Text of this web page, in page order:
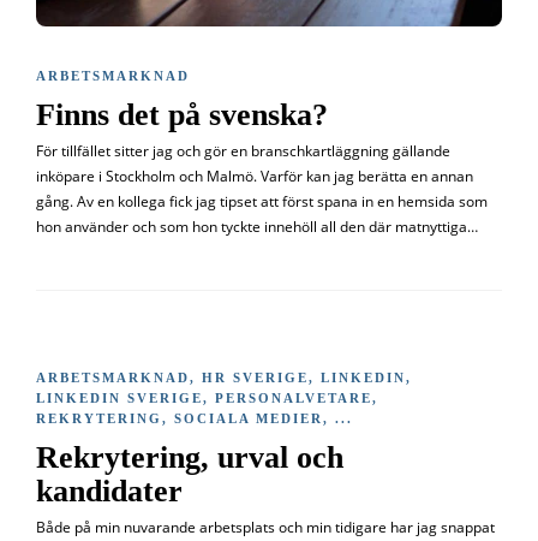
ARBETSMARKNAD
Finns det på svenska?
För tillfället sitter jag och gör en branschkartläggning gällande
inköpare i Stockholm och Malmö. Varför kan jag berätta en annan
gång. Av en kollega fick jag tipset att först spana in en hemsida som
hon använder och som hon tyckte innehöll all den där matnyttiga…
ARBETSMARKNAD, HR SVERIGE, LINKEDIN,
LINKEDIN SVERIGE, PERSONALVETARE,
REKRYTERING , SOCIALA MEDIER , ...
Rekrytering, urval och
kandidater
Både på min nuvarande arbetsplats och min tidigare har jag snappat